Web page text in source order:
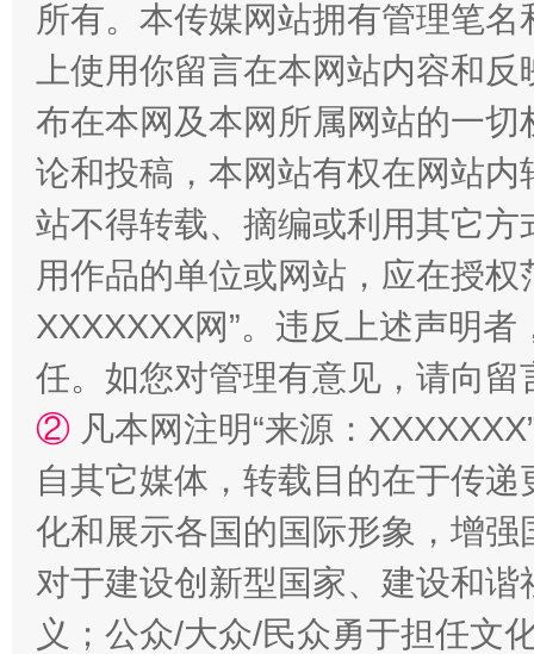
漫山遍野的桃花与雪山、麦地、白藏房 除
招工难、用工荒背后
所有。本传媒网站拥有管理笔
上使用你留言在本网站内容和
布在本网及本网所属网站的一
论和投稿，本网站有权在网站
站不得转载、摘编或利用其它
用作品的单位或网站，应在授
XXXXXXX网”。违反上述声明
任。如您对管理有意见，请向
② 凡本网注明“来源：
自其它媒体，转载目的在于传
化和展示各国的国际形象，增
对于建设创新型国家、建设和
义；公众/大众/民众勇于担任文